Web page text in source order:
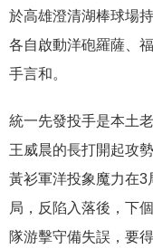
於高雄澄清湖棒球場
各自啟動洋砲羅薩、
手言和。
統一先發投手是本土
王威晨的長打開起攻
黃衫軍洋投象魔力在3
局，反陷入落後，下
隊游擊守備失誤，要